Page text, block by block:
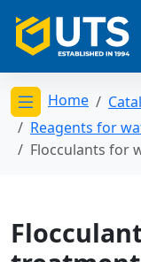
Открыть
Home
Reagents for
Flocculants for